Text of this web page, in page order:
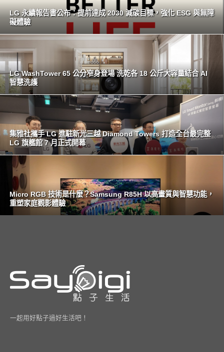
LG 永續報告書公布：提前達成 2030 減碳目標，強化 ESG 與無障
礙體驗
LG WashTower 65 公分窄身登場 洗乾各 18 公斤大容量結合 AI
智慧洗護
集雅社攜手 LG 進駐新光三越 Diamond Towers 打造全台最完整
LG 旗艦館 7 月正式開幕
Micro RGB 技術是什麼？Samsung R85H 以高畫質與智慧功能，
重塑家庭觀影體驗
一起用好點子過好生活吧！